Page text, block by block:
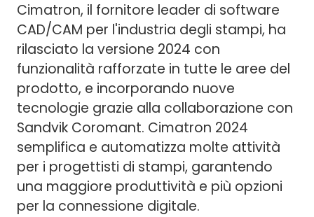
Cimatron, il fornitore leader di software
CAD/CAM per l'industria degli stampi, ha
rilasciato la versione 2024 con
funzionalità rafforzate in tutte le aree del
prodotto, e incorporando nuove
tecnologie grazie alla collaborazione con
Sandvik Coromant. Cimatron 2024
semplifica e automatizza molte attività
per i progettisti di stampi, garantendo
una maggiore produttività e più opzioni
per la connessione digitale.